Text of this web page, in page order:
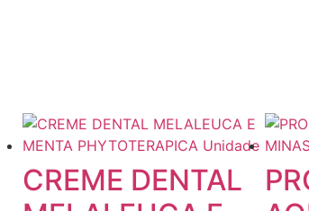
CREME DENTAL